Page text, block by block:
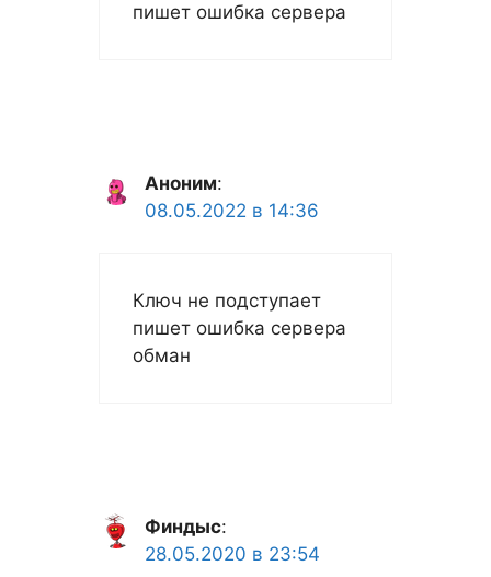
пишет ошибка сервера
Аноним:
08.05.2022 в 14:36
Ключ не подступает
пишет ошибка сервера
обман
Финдыс:
28.05.2020 в 23:54